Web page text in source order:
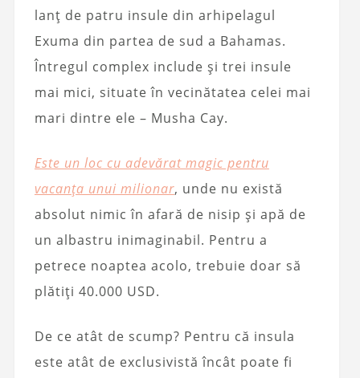
lanț de patru insule din arhipelagul
Exuma din partea de sud a Bahamas.
Întregul complex include și trei insule
mai mici, situate în vecinătatea celei mai
mari dintre ele – Musha Cay.
Este un loc cu adevărat magic pentru
vacanța unui milionar, unde nu există
absolut nimic în afară de nisip și apă de
un albastru inimaginabil. Pentru a
petrece noaptea acolo, trebuie doar să
plătiți 40.000 USD.
De ce atât de scump? Pentru că insula
este atât de exclusivistă încât poate fi